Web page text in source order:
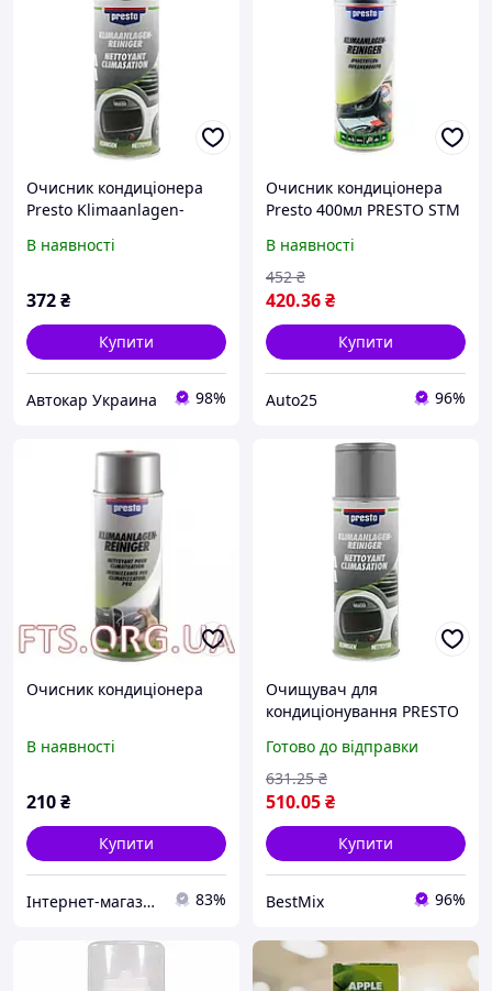
Очисник кондиціонера
Presto Klimaanlagen-
комплекті трубка-
281624/215995
В наявності
372₴
Купити
Автокар Украина 98%
Очисник кондиціонера
Presto 400мл PRESTO STM
В наявності
420.36₴
452 ₴
Купити
Auto25 96%
Очисник кондиціонера
В наявності
210₴
Купити
Інтернет-магазин Форсаж TIR запчастин, ФОРСАЖ TIR SERVICE&SHOP 83%
Очищувач для
кондиціонування PRESTO
Поліестер, поліамід
Готово до відправки
510.05₴
631.25 ₴
Купити
BestMix 96%